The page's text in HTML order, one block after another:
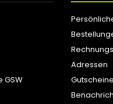
GSW
Adressen
Gutscheine